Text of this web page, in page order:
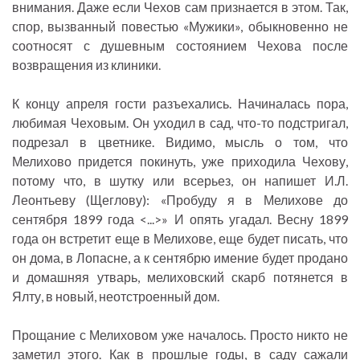
внимания. Даже если Чехов сам признается в этом. Так,
спор, вызванный повестью «Мужики», обыкновенно не
соотносят с душевным состоянием Чехова после
возвращения из клиники.
К концу апреля гости разъехались. Начиналась пора,
любимая Чеховым. Он уходил в сад, что-то подстригал,
подрезал в цветнике. Видимо, мысль о том, что
Мелихово придется покинуть, уже приходила Чехову,
потому что, в шутку или всерьез, он напишет И.Л.
Леонтьеву (Щеглову): «Пробуду я в Мелихове до
сентября 1899 года <...>» И опять угадал. Весну 1899
года он встретит еще в Мелихове, еще будет писать, что
он дома, в Лопасне, а к сентябрю имение будет продано
и домашняя утварь, мелиховский скарб потянется в
Ялту, в новый, неотстроенный дом.
Прощание с Мелиховом уже началось. Просто никто не
заметил этого. Как в прошлые годы, в саду сажали